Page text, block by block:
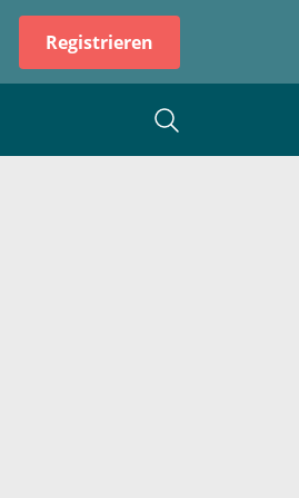
Registrieren